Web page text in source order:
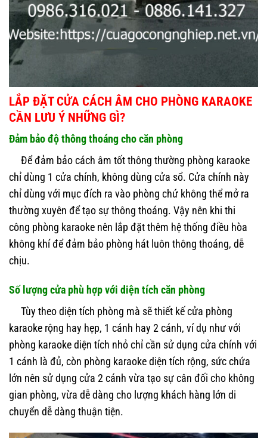
LẮP ĐẶT CỬA CÁCH ÂM CHO PHÒNG KARAOKE
CẦN LƯU Ý NHỮNG GÌ?
Đảm bảo độ thông thoáng cho căn phòng
Để đảm bảo cách âm tốt thông thường phòng karaoke
chỉ dùng 1 cửa chính, không dùng cửa sổ. Cửa chính này
chỉ dùng với mục đích ra vào phòng chứ không thể mở ra
thường xuyên để tạo sự thông thoáng. Vậy nên khi thi
công phòng karaoke nên lắp đặt thêm hệ thống điều hòa
không khí để đảm bảo phòng hát luôn thông thoáng, dễ
chịu.
Số lượng cửa phù hợp với diện tích căn phòng
Tùy theo diện tích phòng mà sẽ thiết kế cửa phòng
karaoke rộng hay hẹp, 1 cánh hay 2 cánh, ví dụ như với
phòng karaoke diện tích nhỏ chỉ cần sử dụng cửa chính với
1 cánh là đủ, còn phòng karaoke diện tích rộng, sức chứa
lớn nên sử dụng cửa 2 cánh vừa tạo sự cân đối cho không
gian phòng, vừa dễ dàng cho lượng khách hàng lớn di
chuyển dễ dàng thuận tiện.